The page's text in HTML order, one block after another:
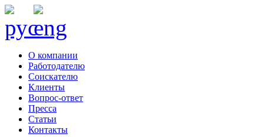
О компании
Работодателю
Соискателю
Клиенты
Вопрос-ответ
Пресса
Статьи
Контакты